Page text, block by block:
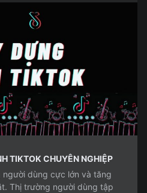
TIKTOK CHUYÊN NGHIỆP
người dùng cực lớn và tăng
Thị trường người dùng tập